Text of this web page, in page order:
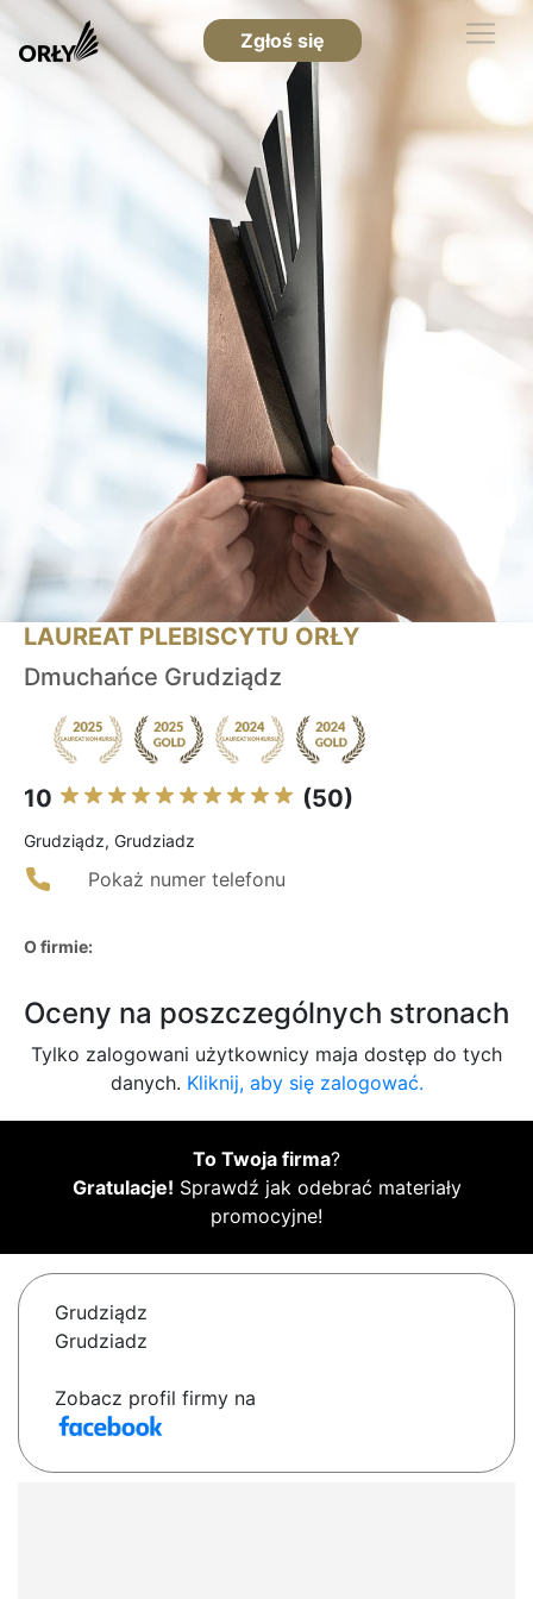
Zgłoś się
LAUREAT PLEBISCYTU ORŁY
Dmuchańce Grudziądz
10 (50)
Grudziądz, Grudziadz
Pokaż numer telefonu
O firmie:
Oceny na poszczególnych stronach
Tylko zalogowani użytkownicy maja dostęp do tych
danych. Kliknij, aby się zalogować.
To Twoja firma?
Gratulacje! Sprawdź jak odebrać materiały
promocyjne!
Grudziądz
Grudziadz
Zobacz profil firmy na